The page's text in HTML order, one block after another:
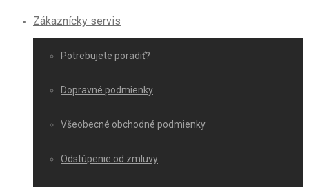
Zákaznícky servis
Potrebujete poradiť?
Dopravné podmienky
Všeobecné obchodné podmienky
Odstúpenie od zmluvy